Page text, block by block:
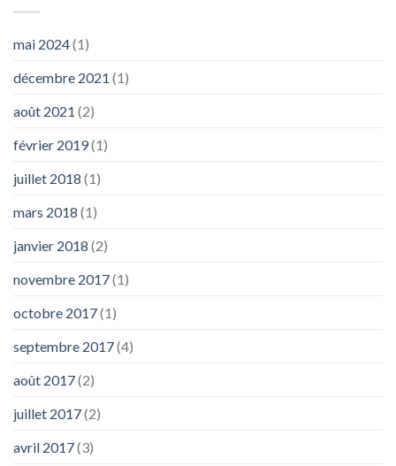
mai 2024(1)
décembre 2021 (1)
août 2021 (2)
février 2019(1)
juillet 2018 (1)
mars 2018 (1)
janvier 2018 (2)
novembre 2017(1)
octobre 2017(1)
septembre 2017(4)
août 2017(2)
juillet 2017(2)
avril 2017(3)